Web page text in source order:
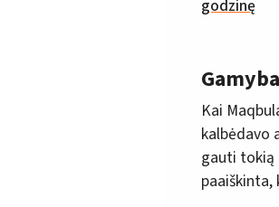
godzinę
Kai
kalbėdavo
gauti tokią
paaiškinta,